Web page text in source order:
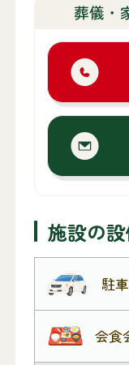
葬儀・
施設の
駐
会食